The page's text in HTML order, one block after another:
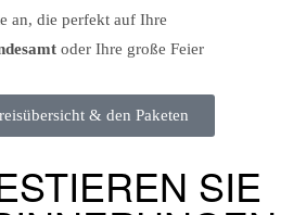
an, die perfekt auf Ihre
oder Ihre große Feier
& den Paketen
SIE